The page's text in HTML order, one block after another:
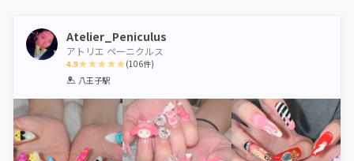
Atelier_Peniculus
アトリエ ペーニクルス
4.9
1 2 3 4
(106件)
八王子駅